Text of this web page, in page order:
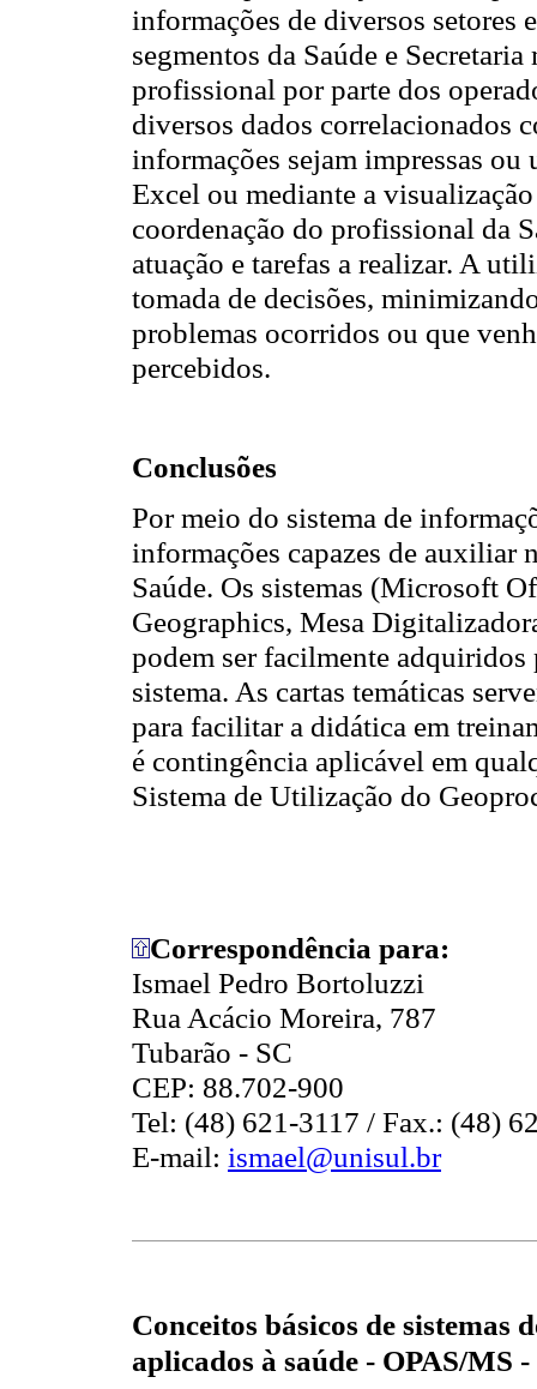
informações de diversos setores
segmentos da Saúde e
profissional por parte dos
diversos dados correlacionados
informações sejam impressas
Excel ou mediante a
coordenação do profissional da
atuação e tarefas a realizar. A
tomada de decisões,
problemas ocorridos ou que
percebidos.
Conclusões
Por meio do sistema de
informações capazes de auxiliar
Saúde. Os sistemas (Microsoft
Geographics, Mesa
podem ser facilmente adquiridos
sistema. As cartas temáticas
para facilitar a didática em
é contingência aplicável em
Sistema de Utilização do
Correspondência para:
Ismael Pedro Bortoluzzi
Rua Acácio Moreira, 787
Tubarão - SC
CEP: 88.702-900
Tel: (48) 621-3117 / Fax.: (48)
E-mail: ismael@unisul.br
Conceitos básicos de
aplicados à saúde - OPAS/MS -